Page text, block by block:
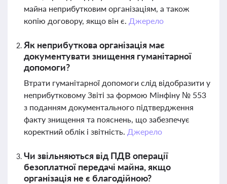
майна неприбутковим організаціям, а також
копію договору, якщо він є. Джерело
Як неприбуткова організація має
документувати знищення гуманітарної
допомоги?
Втрати гуманітарної допомоги слід відобразити у
неприбутковому Звіті за формою Мінфіну № 553
з поданням документального підтвердження
факту знищення та пояснень, що забезпечує
коректний облік і звітність. Джерело
Чи звільняються від ПДВ операції
безоплатної передачі майна, якщо
організація не є благодійною?